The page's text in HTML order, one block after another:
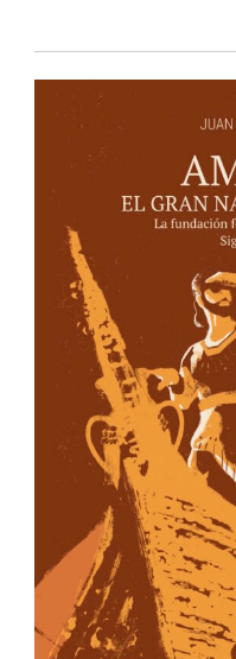
EDIZIONI IBIZA
PO Box No. 40
Ibiza – isole Baleari
07800 Spagna
info@ibizaeditions.com
illes@illes.cat